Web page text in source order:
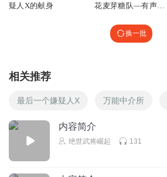
疑人X的献身
花麦芽糖队—有声之
换一批
相关推荐
最后一个嫌疑人X 万能中介所
内容简介
绝世武将崛起 131